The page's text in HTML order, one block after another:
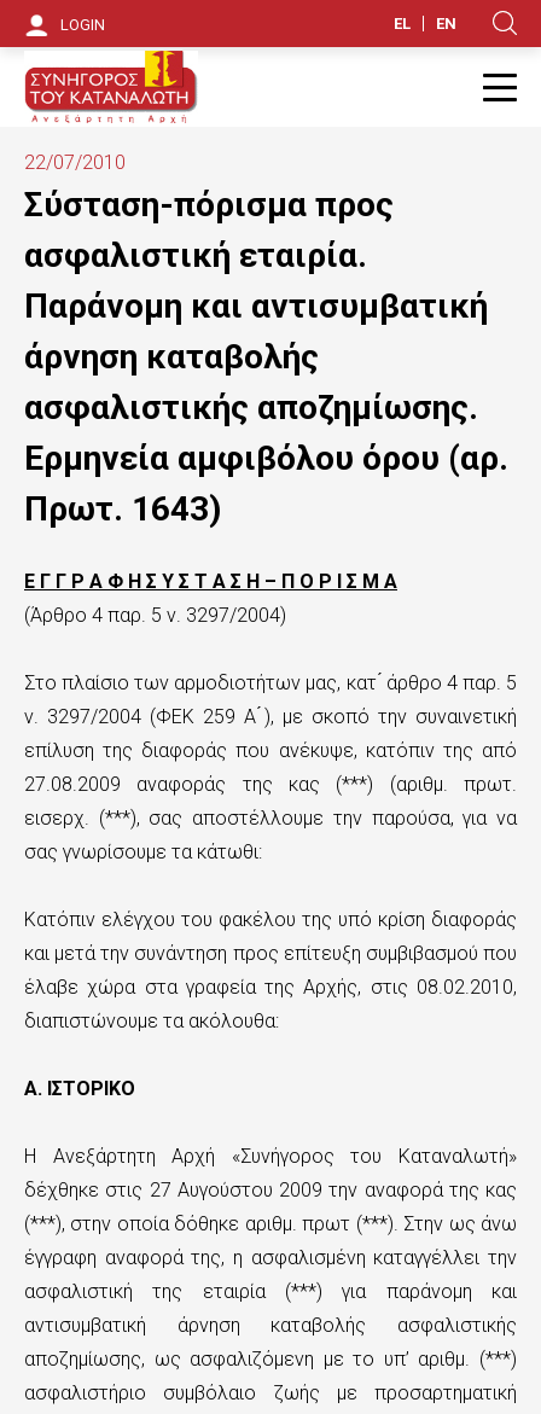
LOGIN EL EN
22/07/2010
Σύσταση-πόρισμα προς
ασφαλιστική εταιρία.
Παράνομη και αντισυμβατική
άρνηση καταβολής
ασφαλιστικής αποζημίωσης.
Ερμηνεία αμφιβόλου όρου (αρ.
Πρωτ. 1643)
Ε Γ Γ Ρ Α Φ Η Σ Υ Σ Τ Α Σ Η – Π Ο Ρ Ι Σ Μ Α
(Άρθρο 4 παρ. 5 ν. 3297/2004)
Στο πλαίσιο των αρμοδιοτήτων μας, κατ ́ άρθρο 4 παρ. 5
ν. 3297/2004 (ΦΕΚ 259 Α ́), με σκοπό την συναινετική
επίλυση της διαφοράς που ανέκυψε, κατόπιν της από
27.08.2009 αναφοράς της κας (***) (αριθμ. πρωτ.
εισερχ. (***), σας αποστέλλουμε την παρούσα, για να
σας γνωρίσουμε τα κάτωθι:
Κατόπιν ελέγχου του φακέλου της υπό κρίση διαφοράς
και μετά την συνάντηση προς επίτευξη συμβιβασμού που
έλαβε χώρα στα γραφεία της Αρχής, στις 08.02.2010,
διαπιστώνουμε τα ακόλουθα:
Α. ΙΣΤΟΡΙΚΟ
Η Ανεξάρτητη Αρχή «Συνήγορος του Καταναλωτή»
δέχθηκε στις 27 Αυγούστου 2009 την αναφορά της κας
(***), στην οποία δόθηκε αριθμ. πρωτ (***). Στην ως άνω
έγγραφη αναφορά της, η ασφαλισμένη καταγγέλλει την
ασφαλιστική της εταιρία (***) για παράνομη και
αντισυμβατική άρνηση καταβολής ασφαλιστικής
αποζημίωσης, ως ασφαλιζόμενη με το υπ’ αριθμ. (***)
ασφαλιστήριο συμβόλαιο ζωής με προσαρτηματική